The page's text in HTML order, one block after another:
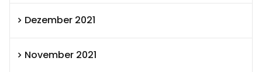
Dezember 2021
November 2021